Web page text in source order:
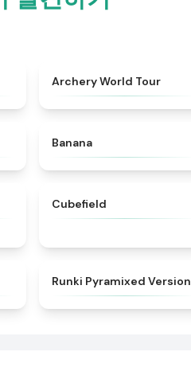
Archery World Tour
Banana
Cubefield
★
Runki Pyramixed Version